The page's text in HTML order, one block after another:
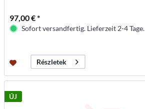
97,00 € *
Sofort versandfertig. Lieferzeit 2-4 Tage.
Részletek
ÚJ